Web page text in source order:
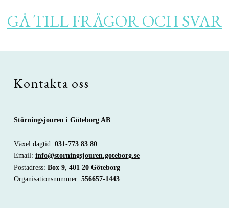
GÅ TILL FRÅGOR OCH SVAR
Skip back to main navigation
Kontakta oss
Störningsjouren i Göteborg AB
Växel dagtid: 031-773 83 80
Email: info@storningsjouren.goteborg.se
Postadress: Box 9, 401 20 Göteborg
Organisationsnummer: 556657-1443